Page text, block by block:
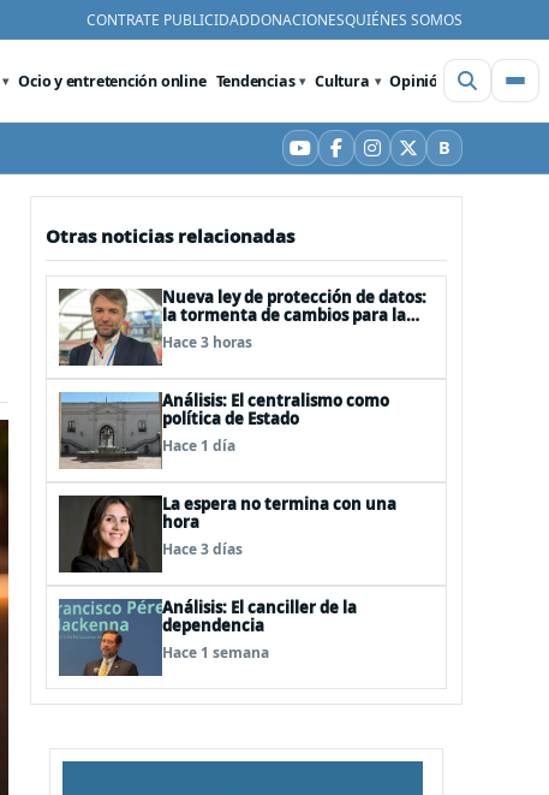
CONTRATE PUBLICIDADDONACIONESQUIÉNES SOMOS
Ocio y entretención online Tendencias Cultura Opinión Videos
YouTube
Facebook
Instagram
X BBluesky
Otras noticias relacionadas
Nueva ley de protección de datos:
la tormenta de cambios para la
cual ya nos deberíamos estar
preparando
Hace 3 horas
Análisis: El centralismo como
política de Estado
Hace 1 día
La espera no termina con una
hora
Hace 3 días
Análisis: El canciller de la
dependencia
Hace 1 semana